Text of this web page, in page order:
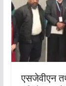
एसजेवीएन